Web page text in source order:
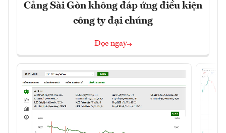
Cảng Sài Gòn không đáp ứng điều kiện
công ty đại chúng
Đọc ngay